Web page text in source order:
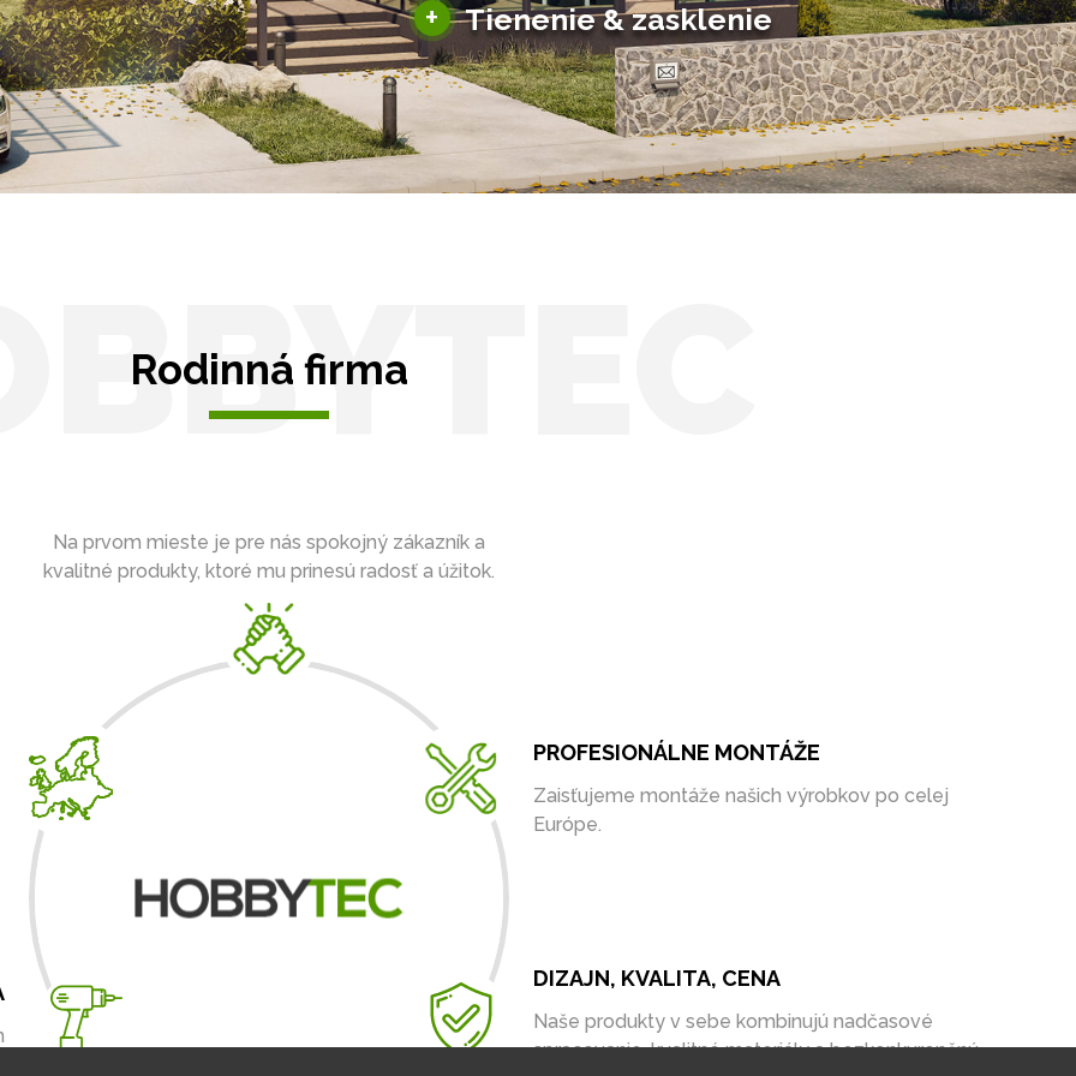
+ Tienenie & zasklenie
Tienenie
Zasklenie
Rodinná firma
Na prvom mieste je pre nás spokojný zákazník a
kvalitné produkty, ktoré mu prinesú radosť a úžitok.
PROFESIONÁLNE MONTÁŽE
Zaisťujeme montáže našich výrobkov po celej
Európe.
DIZAJN, KVALITA, CENA
Naše produkty v sebe kombinujú nadčasové
spracovanie, kvalitné materiály a bezkonkurenčnú